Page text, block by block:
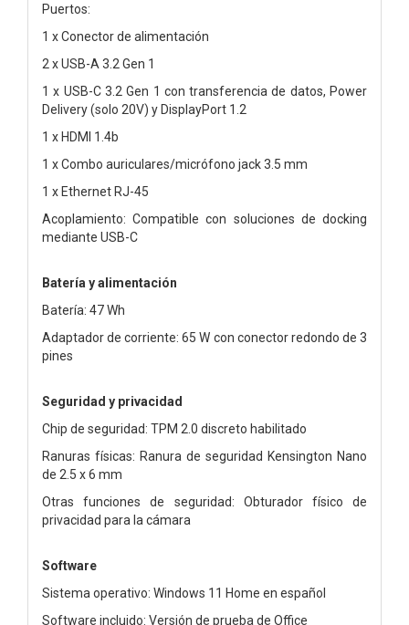
Puertos:
1 x Conector de alimentación
2 x USB-A 3.2 Gen 1
1 x USB-C 3.2 Gen 1 con transferencia de datos, Power
Delivery (solo 20V) y DisplayPort 1.2
1 x HDMI 1.4b
1 x Combo auriculares/micrófono jack 3.5 mm
1 x Ethernet RJ-45
Acoplamiento: Compatible con soluciones de docking
mediante USB-C
Batería y alimentación
Batería: 47 Wh
Adaptador de corriente: 65 W con conector redondo de 3
pines
Seguridad y privacidad
Chip de seguridad: TPM 2.0 discreto habilitado
Ranuras físicas: Ranura de seguridad Kensington Nano
de 2.5 x 6 mm
Otras funciones de seguridad: Obturador físico de
privacidad para la cámara
Software
Sistema operativo: Windows 11 Home en español
Software incluido: Versión de prueba de Office